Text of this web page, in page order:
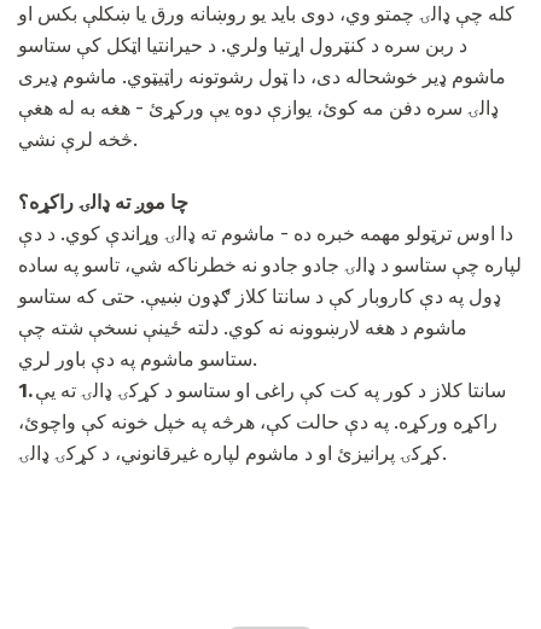
کله چې ډالۍ چمتو وي، دوی باید یو روښانه ورق یا ښکلې بکس او
د ربن سره د کنټرول اړتیا ولري. د حیرانتیا اټکل کې ستاسو
ماشوم ډیر خوشحاله دی، دا ټول رشوتونه راټیټوي. ماشوم ډیری
ډالۍ سره دفن مه کوئ، یوازې دوه یې ورکړئ - هغه به له هغې
څخه لرې نشي.
چا موږ ته ډالۍ راکړه؟
دا اوس ترټولو مهمه خبره ده - ماشوم ته ډالۍ وړاندې کوي. د دې
لپاره چې ستاسو د ډالۍ جادو جادو نه خطرناکه شي، تاسو په ساده
ډول په دې کاروبار کې د سانتا کلاز ګډون ښیې. حتی که ستاسو
ماشوم د هغه لارښوونه نه کوي. دلته ځینې نسخې شته چې
ستاسو ماشوم په دې باور لري.
1.سانتا کلاز د کور په کت کې راغی او ستاسو د کړکۍ ډالۍ ته یې
راکړه ورکړه. په دې حالت کې، هرڅه په خپل خونه کې واچوئ،
کړکۍ پرانیزئ او د ماشوم لپاره غیرقانوني، د کړکۍ ډالۍ.